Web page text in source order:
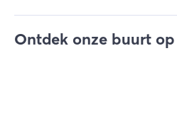
Ontdek onze buurt